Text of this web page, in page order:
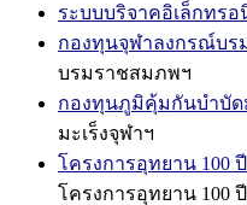
ระบบบริจาคอิเล็กทรอ
กองทุนจุฬาลงกรณ์บร
บรมราชสมภพฯ
กองทุนภูมิคุ้มกันบำบัด
มะเร็งจุฬาฯ
โครงการอุทยาน 100
โครงการอุทยาน 100